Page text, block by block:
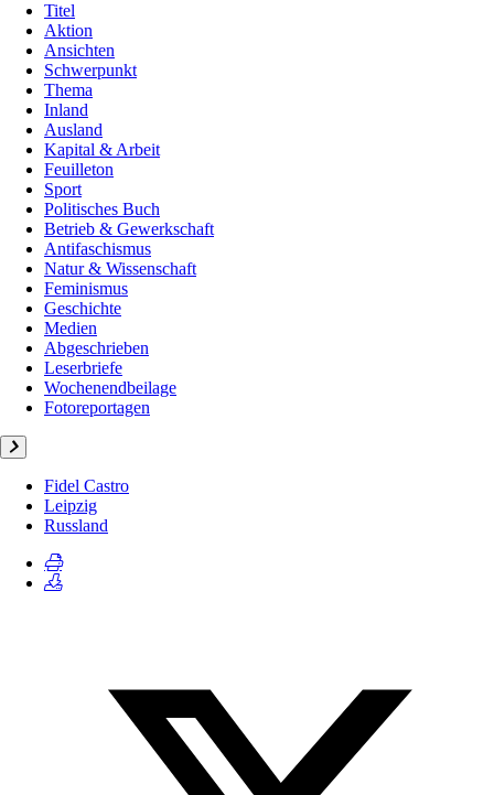
Titel
Aktion
Ansichten
Schwerpunkt
Thema
Inland
Ausland
Kapital & Arbeit
Feuilleton
Sport
Politisches Buch
Betrieb & Gewerkschaft
Antifaschismus
Natur & Wissenschaft
Feminismus
Geschichte
Medien
Abgeschrieben
Leserbriefe
Wochenendbeilage
Fotoreportagen
Fidel Castro
Leipzig
Russland